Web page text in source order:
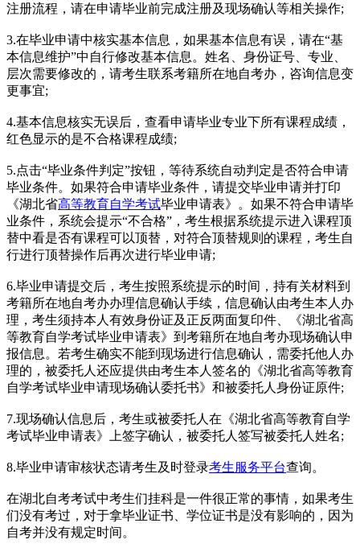
注册流程，请在申请毕业前完成注册及现场确认等相关操作;
3.在毕业申请中核实基本信息，如果基本信息有误，请在“基
本信息维护”中自行修改基本信息。姓名、身份证号、专业、
层次需要修改的，请考生联系考籍所在地自考办，咨询信息变
更事宜;
4.基本信息核实无误后，查看申请毕业专业下所有课程成绩，
红色显示的是不合格课程成绩;
5.点击“毕业条件判定”按钮，等待系统自动判定是否符合申请
毕业条件。如果符合申请毕业条件，请提交毕业申请并打印
《湖北省高等教育自学考试毕业申请表》。如果不符合申请毕
业条件，系统会提示“不合格”，考生根据系统提示进入课程顶
替中看是否有课程可以顶替，对符合顶替规则的课程，考生自
行进行顶替操作后再次进行毕业申请;
6.毕业申请提交后，考生按照系统提示的时间，持有关材料到
考籍所在地自考办办理信息确认手续，信息确认由考生本人办
理，考生须持本人有效身份证及正反两面复印件、《湖北省高
等教育自学考试毕业申请表》到考籍所在地自考办现场确认申
报信息。若考生确实不能到现场进行信息确认，需委托他人办
理的，被委托人还应提供由考生本人签名的《湖北省高等教育
自学考试毕业申请现场确认委托书》和被委托人身份证原件;
7.现场确认信息后，考生或被委托人在《湖北省高等教育自学
考试毕业申请表》上签字确认，被委托人签写被委托人姓名;
8.毕业申请审核状态请考生及时登录考生服务平台查询。
在湖北自考考试中考生们挂科是一件很正常的事情，如果考生
们没有考过，对于拿毕业证书、学位证书是没有影响的，因为
自考并没有规定时间。